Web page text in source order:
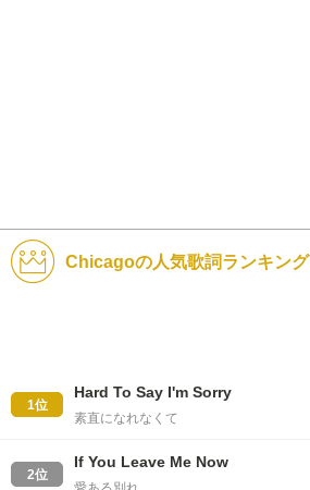
Chicagoの人気歌詞ランキング
1位
Hard To Say I'm Sorry
素直になれなくて
2位
If You Leave Me Now